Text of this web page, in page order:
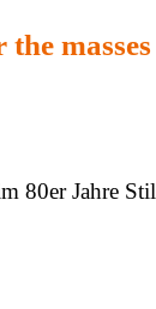
masses
80er Jahre Stil